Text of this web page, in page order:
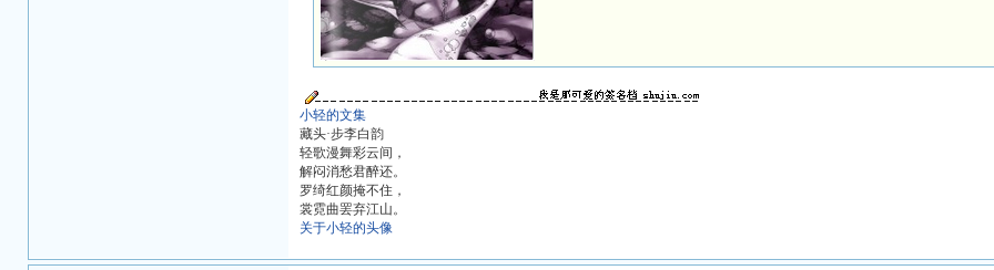
小轻的文集
藏头·步李白韵
轻歌漫舞彩云间，
解闷消愁君醉还。
罗绮红颜掩不住，
裳霓曲罢弃江山。
关于小轻的头像